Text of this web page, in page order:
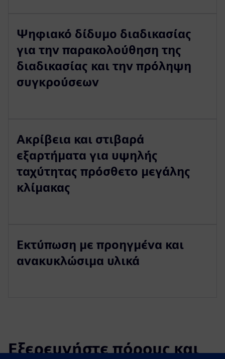
Ψηφιακό δίδυμο διαδικασίας
για την παρακολούθηση της
διαδικασίας και την πρόληψη
συγκρούσεων
Ακρίβεια και στιβαρά
εξαρτήματα για υψηλής
ταχύτητας πρόσθετο μεγάλης
κλίμακας
Εκτύπωση με προηγμένα και
ανακυκλώσιμα υλικά
Εξερευνήστε πόρους και